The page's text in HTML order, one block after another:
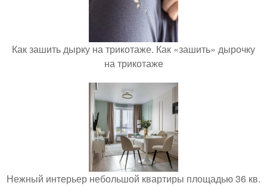
Как зашить дырку на трикотаже. Как «зашить» дырочку
на трикотаже
Нежный интерьер небольшой квартиры площадью 36 кв.